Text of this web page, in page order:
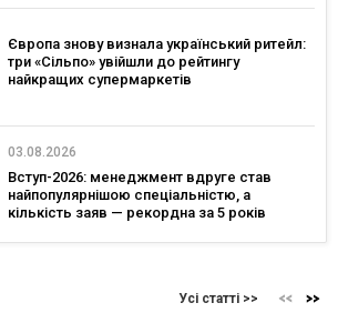
Європа знову визнала український ритейл:
три «Сільпо» увійшли до рейтингу
найкращих супермаркетів
03.08.2026
Вступ-2026: менеджмент вдруге став
найпопулярнішою спеціальністю, а
кількість заяв — рекордна за 5 років
Усі статті >>